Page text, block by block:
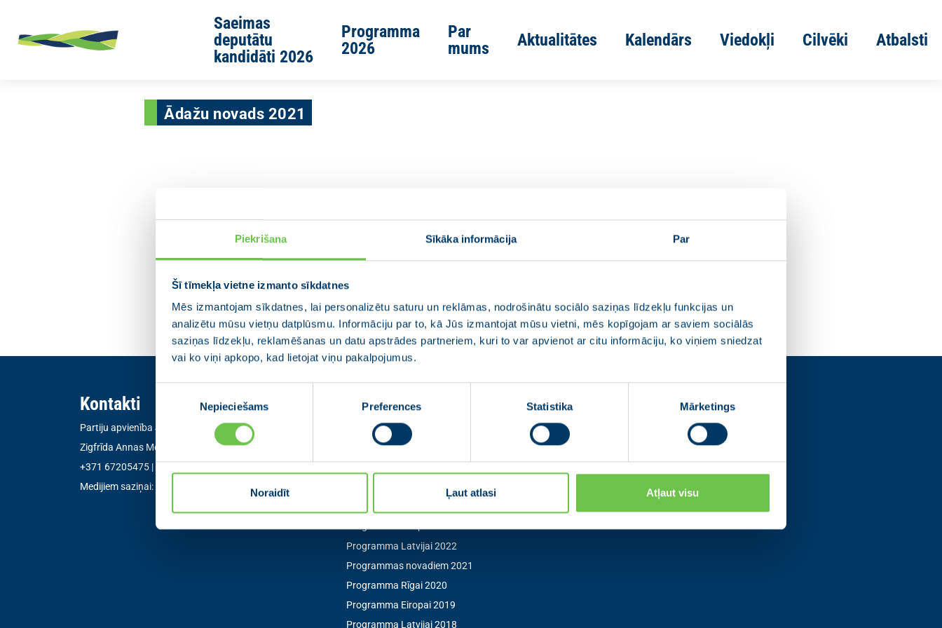
Piekrišana Sīkāka informācija Par
Šī tīmekļa vietne izmanto sīkdatnes
Mēs izmantojam sīkdatnes, lai personalizētu saturu un reklāmas, nodrošinātu sociālo saziņas līdzekļu funkcijas un
analizētu mūsu vietņu datplūsmu. Informāciju par to, kā Jūs izmantojat mūsu vietni, mēs kopīgojam ar saviem sociālās
saziņas līdzekļu, reklamēšanas un datu apstrādes partneriem, kuri to var apvienot ar citu informāciju, ko viņiem sniedzat
vai ko viņi apkopo, kad lietojat viņu pakalpojumus.
Nepieciešams Preferences Statistika Mārketings
Noraidīt Ļaut atlasi Atļaut visu
Saeimas
deputātu
kandidāti 2026
Programma
2026
Par
mums
Aktualitātes Kalendārs Viedokļi Cilvēki Atbalsti
Ādažu novads 2021
Kontakti
Partiju apvienība Jaunā VIENOTĪBA
Zigfrīda Annas Meierovica bulvāris 12-3, Rīga, LV-1050
+371 67205475 |
Medijiem saziņai:
informacija@vienotiba.lv
Izvēlne
Aktualitātes
Jaunās Vienotības statūti
Programmas novadiem 2025
Programma Eiropai 2024
Programma Latvijai 2022
Programmas novadiem 2021
Programma Rīgai 2020
Programma Eiropai 2019
Programma Latvijai 2018
Seko mums
Seko mums sociālajos tīklos un uzzini
pirmais par aktuālajām norisēm.